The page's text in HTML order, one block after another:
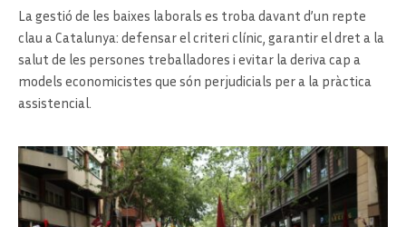
La gestió de les baixes laborals es troba davant d’un repte
clau a Catalunya: defensar el criteri clínic, garantir el dret a la
salut de les persones treballadores i evitar la deriva cap a
models economicistes que són perjudicials per a la pràctica
assistencial.